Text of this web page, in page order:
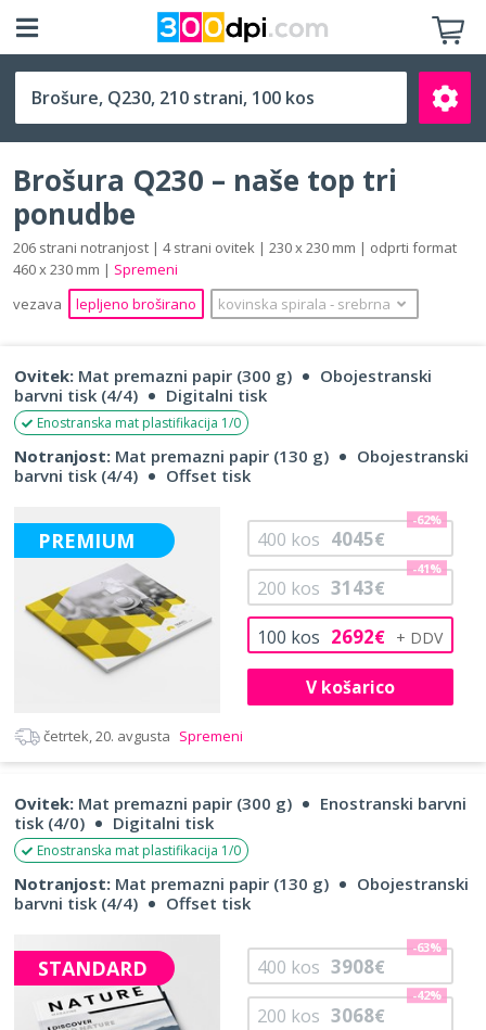
Q230 (230 x 230 mm)
Išči
Brošura Q230 – naše top tri
ponudbe
206 strani notranjost | 4 strani ovitek | 230 x 230 mm | odprti format
460 x 230 mm | Spremeni
vezava
lepljeno broširano kovinska spirala ‐ srebrna
Ovitek: Mat premazni papir (300 g)
Obojestranski
barvni tisk (4/4)
Digitalni tisk
Enostranska mat plastifikacija 1/0
Notranjost: Mat premazni papir (130 g)
Obojestranski
barvni tisk (4/4)
Offset tisk
PREMIUM
100 kos 2692€
200 kos 3143€
-41%
400 kos 4045€
-62%
V košarico
četrtek, 20. avgusta Spremeni
Ovitek: Mat premazni papir (300 g)
Enostranski barvni
tisk (4/0)
Digitalni tisk
Enostranska mat plastifikacija 1/0
Notranjost: Mat premazni papir (130 g)
Obojestranski
barvni tisk (4/4)
Offset tisk
STANDARD
200 kos 3068€
-42%
400 kos 3908€
-63%